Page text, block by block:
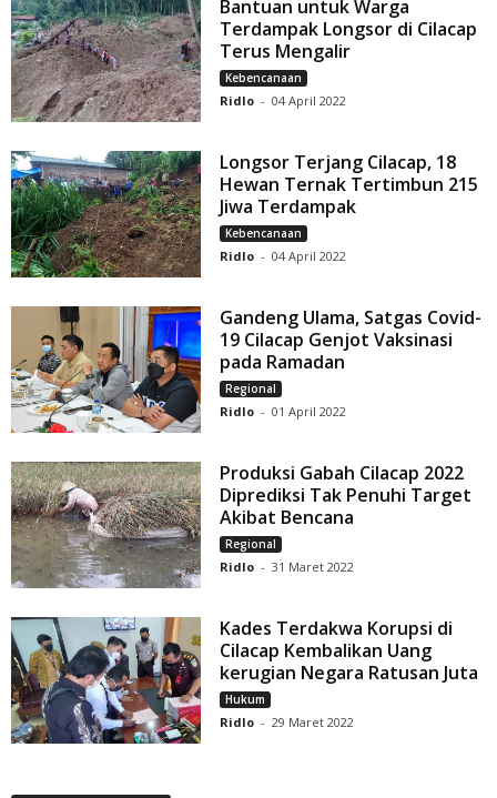
Bantuan untuk Warga
Terdampak Longsor di Cilacap
Terus Mengalir
Kebencanaan
Ridlo - 04 April 2022
Longsor Terjang Cilacap, 18
Hewan Ternak Tertimbun 215
Jiwa Terdampak
Kebencanaan
Ridlo - 04 April 2022
Gandeng Ulama, Satgas Covid-
19 Cilacap Genjot Vaksinasi
pada Ramadan
Regional
Ridlo - 01 April 2022
Produksi Gabah Cilacap 2022
Diprediksi Tak Penuhi Target
Akibat Bencana
Regional
Ridlo - 31 Maret 2022
Kades Terdakwa Korupsi di
Cilacap Kembalikan Uang
kerugian Negara Ratusan Juta
Hukum
Ridlo - 29 Maret 2022